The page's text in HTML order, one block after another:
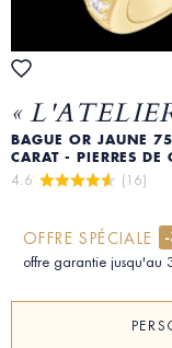
«
BAGUE OR JAUNE
CARAT - PIERRES
4.6 (16)
OFFRE SPÉCIALE
offre garantie jusqu'au